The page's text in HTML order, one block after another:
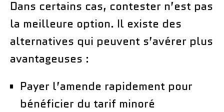
Dans certains cas, contester n’est pas
la meilleure option. Il existe des
alternatives qui peuvent s’avérer plus
avantageuses :
Payer l’amende rapidement pour
bénéficier du tarif minoré